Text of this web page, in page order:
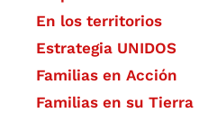
En los territorios
Estrategia UNIDOS
Familias en Acción
Familias en su Tierra